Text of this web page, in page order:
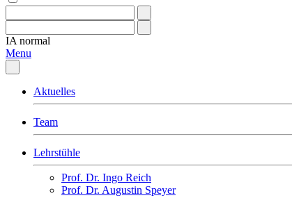
IA normal
Menu
Aktuelles
Team
Lehrstühle
Prof. Dr. Ingo Reich
Prof. Dr. Augustin Speyer